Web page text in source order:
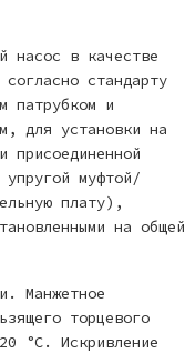
насос в качестве
стандарту
патрубком и
для установки на
присоединенной
упругой муфтой/
плату),
на общей
Манжетное
торцевого
°C. Искривление